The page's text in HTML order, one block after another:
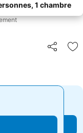
1 chambre
Partager